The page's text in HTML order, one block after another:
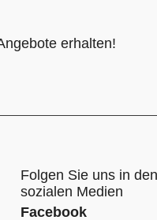
erhalten!
Folgen Sie uns in den
sozialen Medien
Facebook